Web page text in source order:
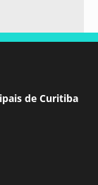
de Curitiba